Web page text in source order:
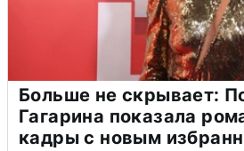
Больше не скрывает:
Гагарина показала
кадры с новым